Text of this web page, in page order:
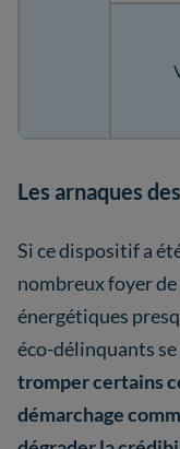
Les arnaques
Si ce dispositif a
nombreux foyer
énergétiques
éco-délinquants
tromper certains
démarchage